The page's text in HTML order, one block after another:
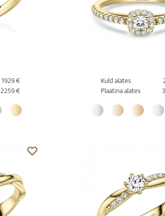
1929 €
2259 €
Kuld alates
Plaatina alates